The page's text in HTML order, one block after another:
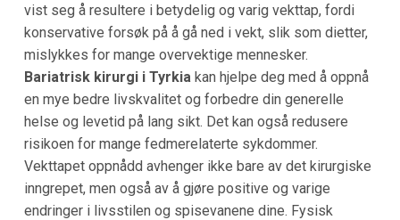
vist seg å resultere i betydelig og varig vekttap, fordi
konservative forsøk på å gå ned i vekt, slik som dietter,
mislykkes for mange overvektige mennesker.
Bariatrisk kirurgi i Tyrkia kan hjelpe deg med å oppnå
en mye bedre livskvalitet og forbedre din generelle
helse og levetid på lang sikt. Det kan også redusere
risikoen for mange fedmerelaterte sykdommer.
Vekttapet oppnådd avhenger ikke bare av det kirurgiske
inngrepet, men også av å gjøre positive og varige
endringer i livsstilen og spisevanene dine. Fysisk